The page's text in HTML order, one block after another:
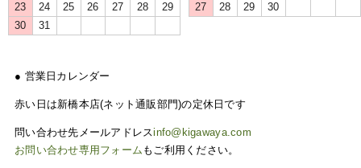
23
24 25 26 27 28
29
30
31
27
28 29 30
● 営業日カレンダー
赤い日は新橋本店(ネット通販部門)の定休日です
問い合わせ先メールアドレスinfo@kigawaya.com
お問い合わせ専用フォーム もご利用ください。